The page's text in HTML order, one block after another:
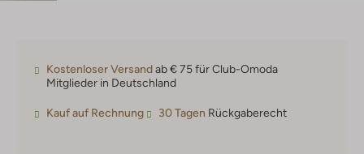
Kostenloser Versandab € 75 für Club-Omoda
Mitglieder in Deutschland
Kauf auf Rechnung 30 Tagen Rückgaberecht